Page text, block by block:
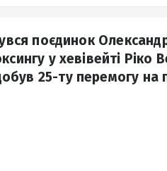
поєдинок
у хевівейті
25-ту перемогу на